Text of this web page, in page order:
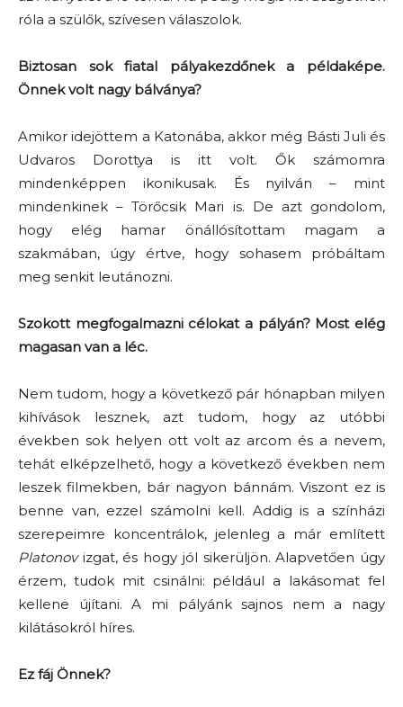
róla a szülők, szívesen válaszolok.
Biztosan sok fiatal pályakezdőnek a példaképe.
Önnek volt nagy bálványa?
Amikor idejöttem a Katonába, akkor még Básti Juli és
Udvaros Dorottya is itt volt. Ők számomra
mindenképpen ikonikusak. És nyilván – mint
mindenkinek – Törőcsik Mari is. De azt gondolom,
hogy elég hamar önállósítottam magam a
szakmában, úgy értve, hogy sohasem próbáltam
meg senkit leutánozni.
Szokott megfogalmazni célokat a pályán? Most elég
magasan van a léc.
Nem tudom, hogy a következő pár hónapban milyen
kihívások lesznek, azt tudom, hogy az utóbbi
években sok helyen ott volt az arcom és a nevem,
tehát elképzelhető, hogy a következő években nem
leszek filmekben, bár nagyon bánnám. Viszont ez is
benne van, ezzel számolni kell. Addig is a színházi
szerepeimre koncentrálok, jelenleg a már említett
Platonovizgat, és hogy jól sikerüljön. Alapvetően úgy
érzem, tudok mit csinálni: például a lakásomat fel
kellene újítani. A mi pályánk sajnos nem a nagy
kilátásokról híres.
Ez fáj Önnek?